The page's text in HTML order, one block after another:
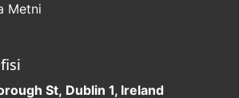
Metni
St, Dublin 1, Ireland